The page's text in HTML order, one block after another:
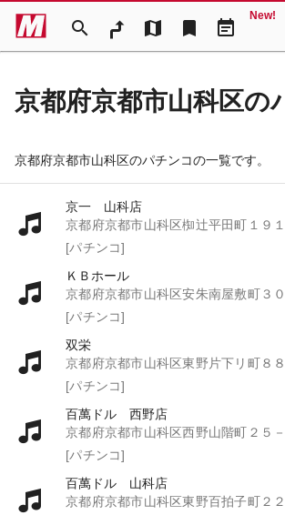
search map bookmark event_note
New!
京都府京都市山科区の
京都府京都市山科区のパチンコの一覧です。
京一 山科店
京都府京都市山科区椥辻平田町１９１
[パチンコ]
ＫＢホール
京都府京都市山科区安朱南屋敷町３
[パチンコ]
双栄
京都府京都市山科区東野片下リ町８
[パチンコ]
百萬ドル 西野店
京都府京都市山科区西野山階町２５
[パチンコ]
百萬ドル 山科店
京都府京都市山科区東野百拍子町２